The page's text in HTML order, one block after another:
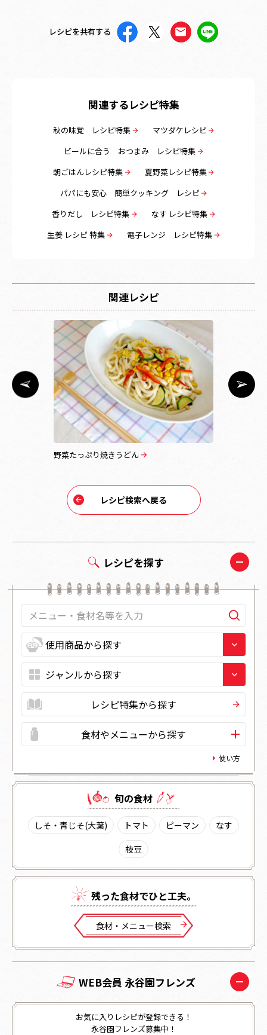
レシピを探す
レシピ特集から探す
食材やメニューから探す
使い方
旬の⾷材
しそ・青じそ(大葉) トマト ピーマン
なす
枝豆
残った⾷材でひと⼯夫。
⾷材・メニュー検索
WEB会員 永谷園フレンズ
お気に入りレシピが登録できる！
永谷園フレンズ募集中！
レシピを共有する
関連するレシピ特集
秋の味覚 レシピ特集
マツダケレシピ
ビールに合う おつまみ レシピ特集
朝ごはんレシピ特集
夏野菜レシピ特集
パパにも安心 簡単クッキング レシピ
香りだし レシピ特集
なす レシピ特集
生姜 レシピ 特集
電子レンジ レシピ特集
関連レシピ
野菜たっぷり焼きうどん
レシピ検索へ戻る